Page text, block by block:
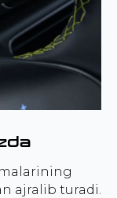
ajralib turadi.